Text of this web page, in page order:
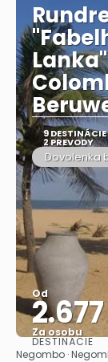
9 DESTINÁCIE
2 PREVODY
Dovolenka
Od
Za osobu
DESTINÁCIE
Negombo ·